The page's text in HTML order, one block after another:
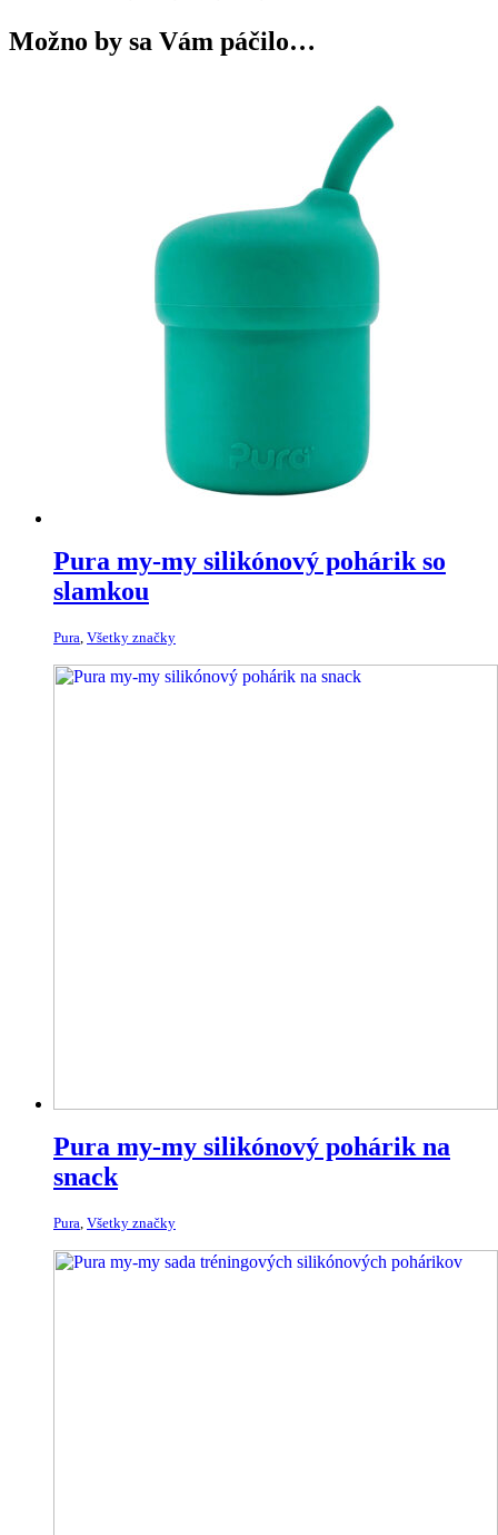
Možno by sa Vám páčilo…
Pura my-my silikónový pohárik so
slamkou
Pura, Všetky značky
Pura my-my silikónový pohárik na
snack
Pura Všetky značky